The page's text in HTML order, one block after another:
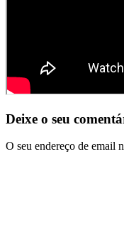
Deixe o seu
O seu endereço de email